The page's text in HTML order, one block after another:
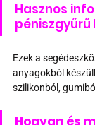
Hasznos
Ezek a
anyagokból
szilikonból,
Hogyan és